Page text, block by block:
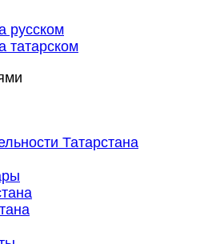
русском
татарском
Татарстана